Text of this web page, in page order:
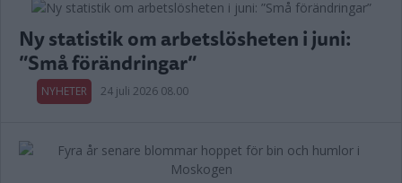
Ny statistik om arbetslösheten i juni:
”Små förändringar”
NYHETER 24 juli 2026 08.00